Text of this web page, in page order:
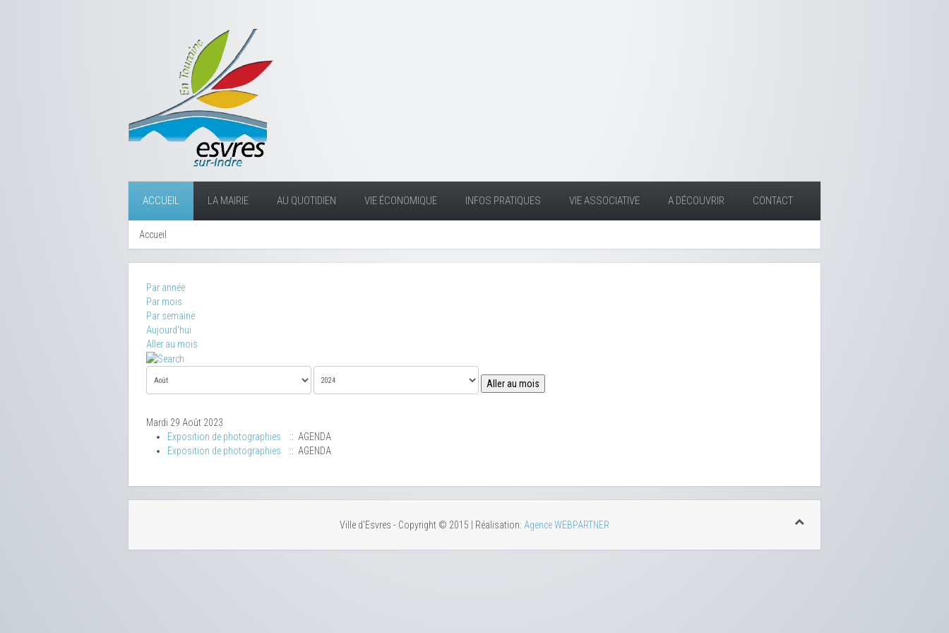
ACCUEIL LA MAIRIE AU QUOTIDIEN VIE ÉCONOMIQUE INFOS PRATIQUES VIE ASSOCIATIVE A DÉCOUVRIR CONTACT
Accueil
Par année
Par mois
Par semaine
Aujourd'hui
Aller au mois
Aller au mois
Mardi 29 Août 2023
Exposition de photographies
:: AGENDA
Exposition de photographies
:: AGENDA
Ville d'Esvres - Copyright © 2015 | Réalisation: Agence WEBPARTNER